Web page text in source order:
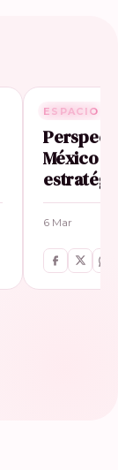
ESPACIO
México
6 Mar